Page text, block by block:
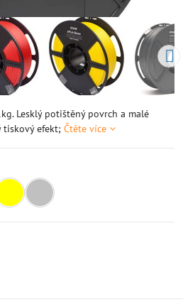
Lesklý potištěný povrch a malé
tiskový efekt; Čtěte více